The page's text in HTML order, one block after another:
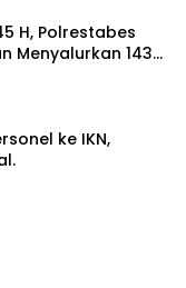
H, Polrestabes
Menyalurkan 143
ke IKN,